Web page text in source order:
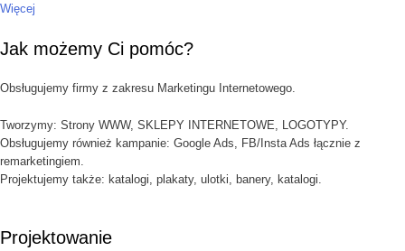
Więcej
Jak możemy Ci pomóc?
Obsługujemy firmy z zakresu Marketingu Internetowego.
Tworzymy: Strony WWW, SKLEPY INTERNETOWE, LOGOTYPY.
Obsługujemy również kampanie: Google Ads, FB/Insta Ads łącznie z
remarketingiem.
Projektujemy także: katalogi, plakaty, ulotki, banery, katalogi.
Projektowanie